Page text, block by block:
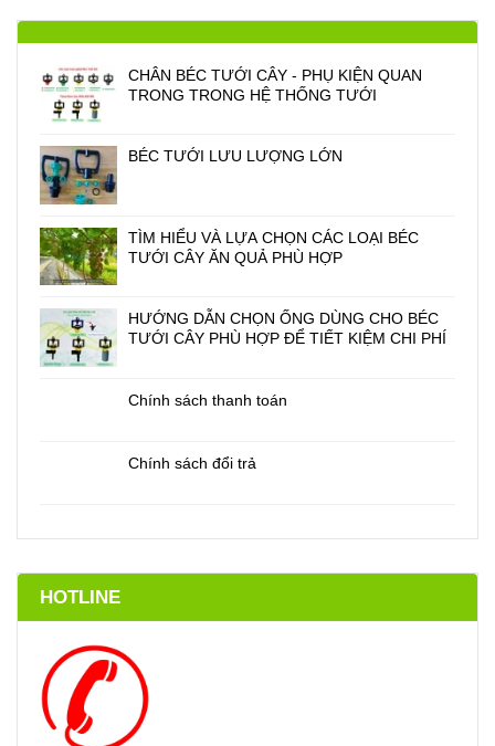
CHÂN BÉC TƯỚI CÂY - PHỤ KIỆN QUAN
TRONG TRONG HỆ THỐNG TƯỚI
BÉC TƯỚI LƯU LƯỢNG LỚN
TÌM HIỂU VÀ LỰA CHỌN CÁC LOẠI BÉC
TƯỚI CÂY ĂN QUẢ PHÙ HỢP
HƯỚNG DẪN CHỌN ỐNG DÙNG CHO BÉC
TƯỚI CÂY PHÙ HỢP ĐỂ TIẾT KIỆM CHI PHÍ
Chính sách thanh toán
Chính sách đổi trả
HOTLINE